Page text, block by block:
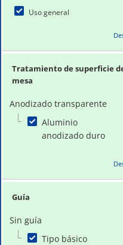
Uso general
Tratamiento de superficie
mesa
Anodizado transparente
Aluminio
anodizado duro
Guía
Sin guía
Tipo básico